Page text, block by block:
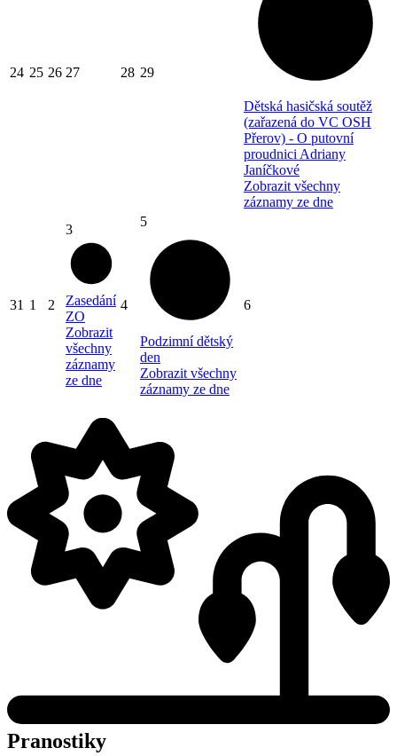
24 25 26 27 28 29
Dětská hasičská soutěž
(zařazená do VC OSH
Přerov) - O putovní
proudnici Adriany
Janíčkové
Zobrazit všechny
záznamy ze dne
31 1 2
3
Zasedání
ZO
Zobrazit
všechny
záznamy
ze dne
4
5
Podzimní dětský
den
Zobrazit všechny
záznamy ze dne
6
Pranostiky